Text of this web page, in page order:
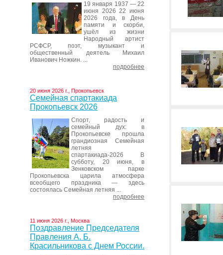
19 января 1937 — 22
июня 2026 22 июня
2026 года, в День
памяти и скорби,
ушёл из жизни
Народный артист
РСФСР, поэт, музыкант и
общественный деятель Михаил
Иванович Ножкин. ...
подробнее
20 июня 2026 г., Прокопьевск
Семейная спартакиада
Прокопьевск 2026
Спорт, радость и
семейный дух: в
Прокопьевске прошла
грандиозная Семейная
летняя
спартакиада-2026 В
субботу, 20 июня, в
Зенковском парке
Прокопьевска царила атмосфера
всеобщего праздника — здесь
состоялась Семейная летняя ...
подробнее
11 июня 2026 г., Москва
Поздравление Председателя
Правления А. Б.
Красильникова с Днем России.